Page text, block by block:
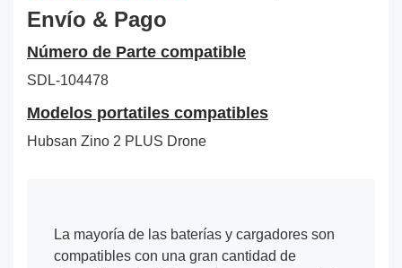
Envío & Pago
Número de Parte compatible
SDL-104478
Modelos portatiles compatibles
Hubsan Zino 2 PLUS Drone
La mayoría de las baterías y cargadores son
compatibles con una gran cantidad de